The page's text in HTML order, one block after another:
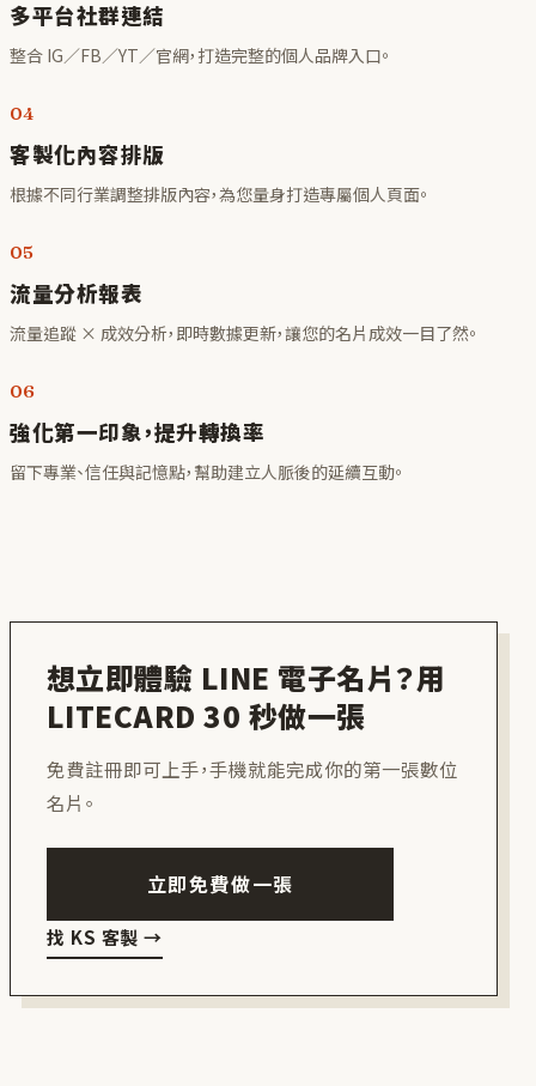
多平台社群連結
整合 IG／FB／YT／官網，打造完整的個人品牌入口。
04
客製化內容排版
根據不同行業調整排版內容，為您量身打造專屬個人頁面。
05
流量分析報表
流量追蹤 × 成效分析，即時數據更新，讓您的名片成效一目了然。
06
強化第一印象，提升轉換率
留下專業、信任與記憶點，幫助建立人脈後的延續互動。
想立即體驗 LINE 電子名片？用
LITECARD 30 秒做一張
免費註冊即可上手，手機就能完成你的第一張數位
名片。
立即免費做一張
找 KS 客製 →